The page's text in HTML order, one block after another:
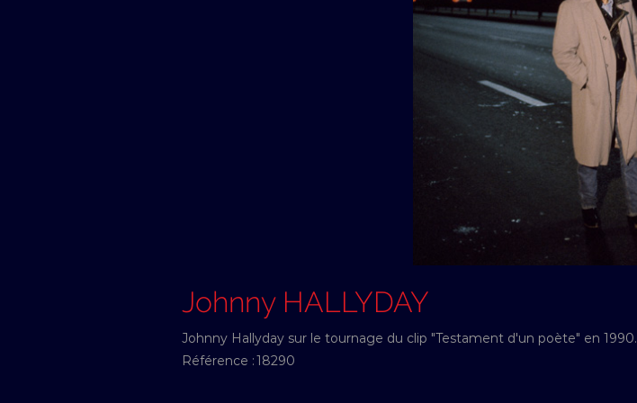
Johnny HALLYDAY
Johnny Hallyday sur le tournage du clip "Testament d'un poète" en 1990.
Référence :18290